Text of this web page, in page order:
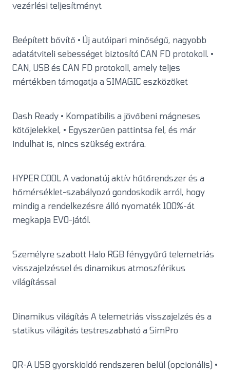
vezérlési teljesítményt
Beépített bővítő • Új autóipari minőségű, nagyobb
adatátviteli sebességet biztosító CAN FD protokoll. •
CAN, USB és CAN FD protokoll, amely teljes
mértékben támogatja a SIMAGIC eszközöket
Dash Ready • Kompatibilis a jövőbeni mágneses
kötőjelekkel, • Egyszerűen pattintsa fel, és már
indulhat is, nincs szükség extrára.
HYPER COOL A vadonatúj aktív hűtőrendszer és a
hőmérséklet-szabályozó gondoskodik arról, hogy
mindig a rendelkezésre álló nyomaték 100%-át
megkapja EVO-jától.
Személyre szabott Halo RGB fénygyűrű telemetriás
visszajelzéssel és dinamikus atmoszférikus
világítással
Dinamikus világítás A telemetriás visszajelzés és a
statikus világítás testreszabható a SimPro
QR-A USB gyorskioldó rendszeren belül (opcionális) •